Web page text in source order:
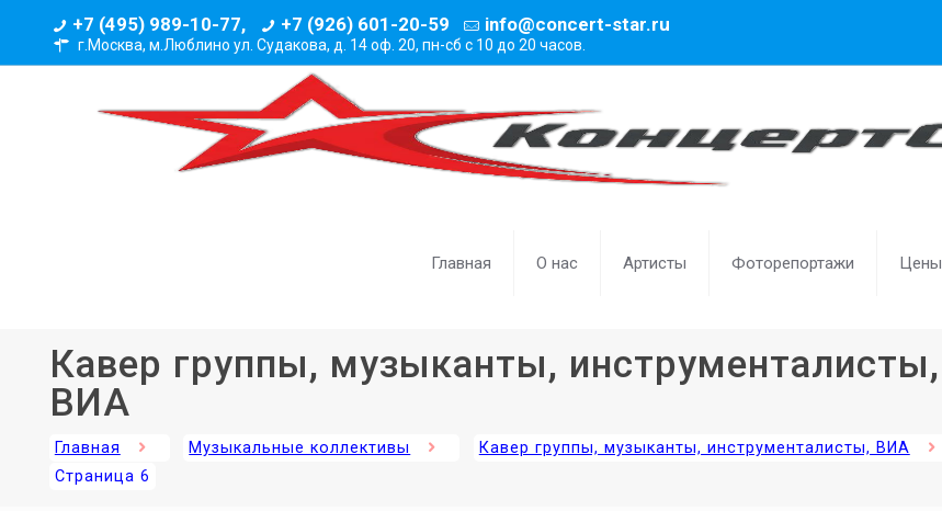
+7 (495) 989-10-77, +7 (926) 601-20-59 info@concert-star.ru
г.Москва, м.Люблино ул. Судакова, д. 14 оф. 20, пн-сб с 10 до 20 часов.
Главная О нас Артисты Фоторепортажи Цены
Кавер группы, музыканты, инструменталисты,
ВИА
Главная Музыкальные коллективы
Кавер группы, музыканты, инструменталисты, ВИА
Страница 6